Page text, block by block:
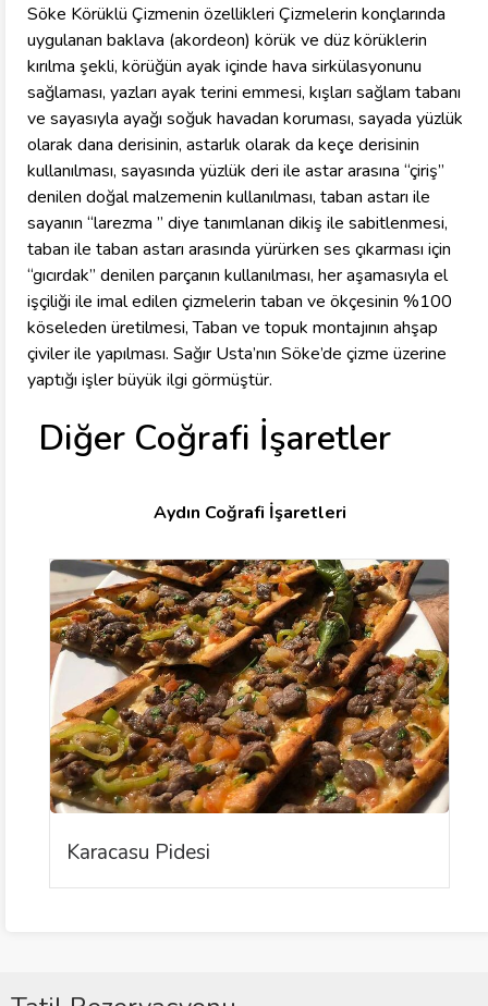
Söke Körüklü Çizmenin özellikleri Çizmelerin konçlarında
uygulanan baklava (akordeon) körük ve düz körüklerin
kırılma şekli, körüğün ayak içinde hava sirkülasyonunu
sağlaması, yazları ayak terini emmesi, kışları sağlam tabanı
ve sayasıyla ayağı soğuk havadan koruması, sayada yüzlük
olarak dana derisinin, astarlık olarak da keçe derisinin
kullanılması, sayasında yüzlük deri ile astar arasına “çiriş”
denilen doğal malzemenin kullanılması, taban astarı ile
sayanın “larezma ” diye tanımlanan dikiş ile sabitlenmesi,
taban ile taban astarı arasında yürürken ses çıkarması için
“gıcırdak” denilen parçanın kullanılması, her aşamasıyla el
işçiliği ile imal edilen çizmelerin taban ve ökçesinin %100
köseleden üretilmesi, Taban ve topuk montajının ahşap
çiviler ile yapılması. Sağır Usta’nın Söke’de çizme üzerine
yaptığı işler büyük ilgi görmüştür.
Diğer Coğrafi İşaretler
Aydın Coğrafi İşaretleri
Karacasu Pidesi